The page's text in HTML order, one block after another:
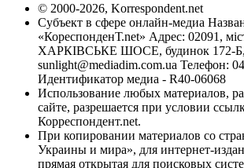
© 2000-2026, Korrespondent.net
Субъект в сфере онлайн-медиа
«КореспонденТ.net» Адрес: 02091,
ХАРКІВСЬКЕ ШОСЕ, будинок 172-Б,
sunlight@mediadim.com.ua Телефон:
Идентификатор медиа - R40-06068
Использование любых материалов,
сайте, разрешается при условии
Корреспондент.net.
При копировании материалов со
Украины и мира», для интернет-
прямая открытая для поисковых